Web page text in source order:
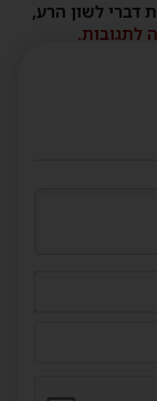
דברי לשון הרע,
לתגובות.